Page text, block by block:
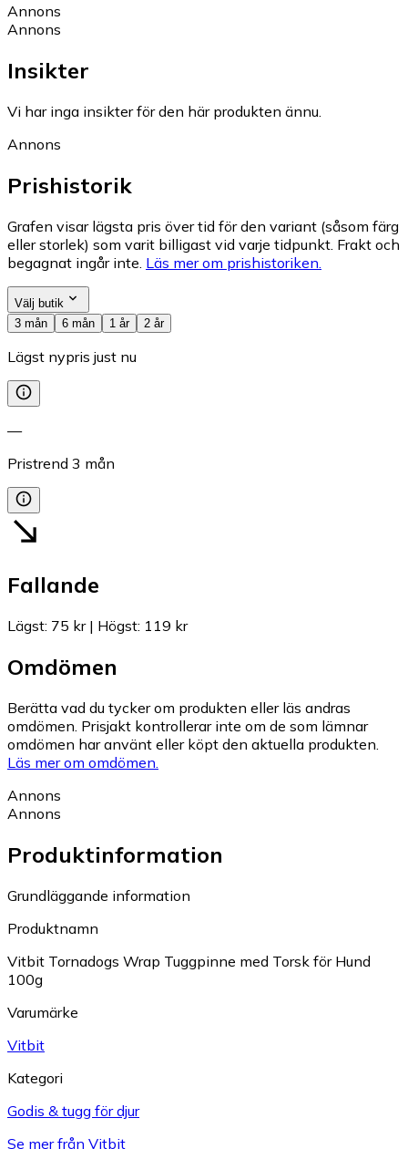
Annons
Annons
Insikter
Vi har inga insikter för den här produkten ännu.
Annons
Prishistorik
Grafen visar lägsta pris över tid för den variant (såsom färg
eller storlek) som varit billigast vid varje tidpunkt. Frakt och
begagnat ingår inte. Läs mer om prishistoriken.
Välj butik
3 mån
6 mån 1 år 2 år
Lägst nypris just nu
—
Pristrend 3 mån
Fallande
Lägst: 75 kr| Högst: 119 kr
Omdömen
Berätta vad du tycker om produkten eller läs andras
omdömen. Prisjakt kontrollerar inte om de som lämnar
omdömen har använt eller köpt den aktuella produkten.
Läs mer om omdömen.
Annons
Annons
Produktinformation
Grundläggande information
Produktnamn
Vitbit Tornadogs Wrap Tuggpinne med Torsk för Hund
100g
Varumärke
Vitbit
Kategori
Godis & tugg för djur
Se mer från Vitbit